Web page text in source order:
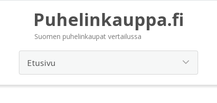
Puhelinkauppa.fi
Suomen puhelinkaupat vertailussa